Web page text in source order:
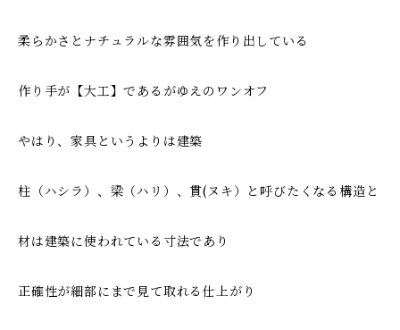
柔らかさとナチュラルな雰囲気を作り出している
作り手が【大工】であるがゆえのワンオフ
やはり、家具というよりは建築
柱（ハシラ）、梁（ハリ）、貫(ヌキ）と呼びたくなる構造と
材は建築に使われている寸法であり
正確性が細部にまで見て取れる仕上がり